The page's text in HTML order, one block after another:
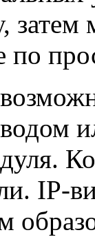
по
IP-